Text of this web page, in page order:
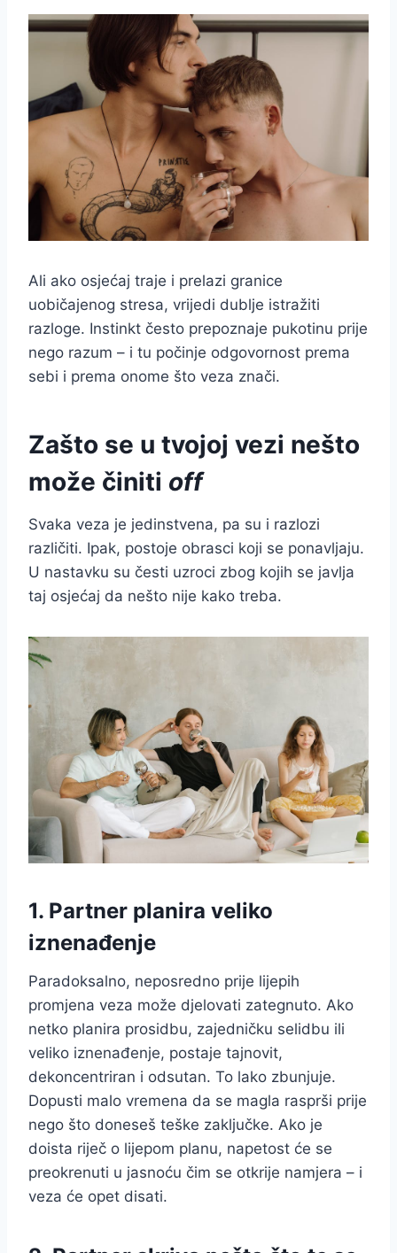
Ali ako osjećaj traje i prelazi granice
uobičajenog stresa, vrijedi dublje istražiti
razloge. Instinkt često prepoznaje pukotinu prije
nego razum – i tu počinje odgovornost prema
sebi i prema onome što veza znači.
Zašto se u tvojoj vezi nešto
može činiti off
Svaka veza je jedinstvena, pa su i razlozi
različiti. Ipak, postoje obrasci koji se ponavljaju.
U nastavku su česti uzroci zbog kojih se javlja
taj osjećaj da nešto nije kako treba.
1. Partner planira veliko
iznenađenje
Paradoksalno, neposredno prije lijepih
promjena veza može djelovati zategnuto. Ako
netko planira prosidbu, zajedničku selidbu ili
veliko iznenađenje, postaje tajnovit,
dekoncentriran i odsutan. To lako zbunjuje.
Dopusti malo vremena da se magla rasprši prije
nego što doneseš teške zaključke. Ako je
doista riječ o lijepom planu, napetost će se
preokrenuti u jasnoću čim se otkrije namjera – i
veza će opet disati.